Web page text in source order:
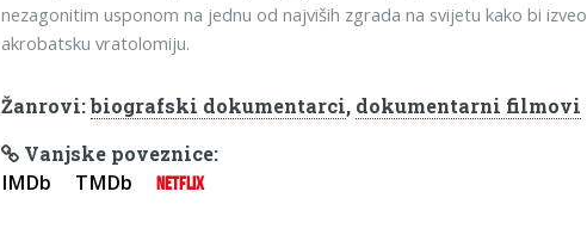
nezagonitim usponom na jednu od najviših zgrada na svijetu kako bi izveo
akrobatsku vratolomiju.
Žanrovi:biografski dokumentarci, dokumentarni filmovi
Vanjske poveznice:
IMDb TMDb NETFLIX